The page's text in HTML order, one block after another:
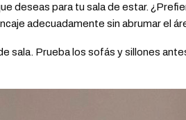
deseas para tu sala de estar.
adecuadamente sin abrumar el
sala. Prueba los sofás y sillones